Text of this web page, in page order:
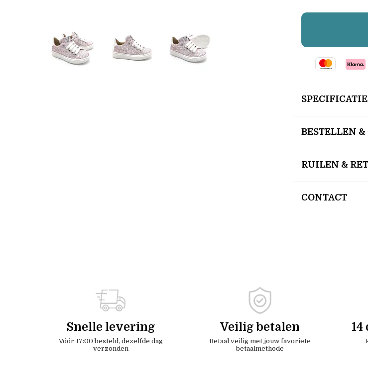
BESTELLEN
RUILEN &
CONTACT
Snelle levering
Vóór 17:00 besteld, dezelfde dag
verzonden
Veilig betalen
Betaal veilig met jouw favoriete
betaalmethode